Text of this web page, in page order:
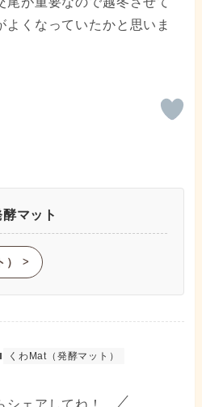
くなっていたかと思いま
マット
ᐳ
くわMat（発酵マット）
シェアしてね！